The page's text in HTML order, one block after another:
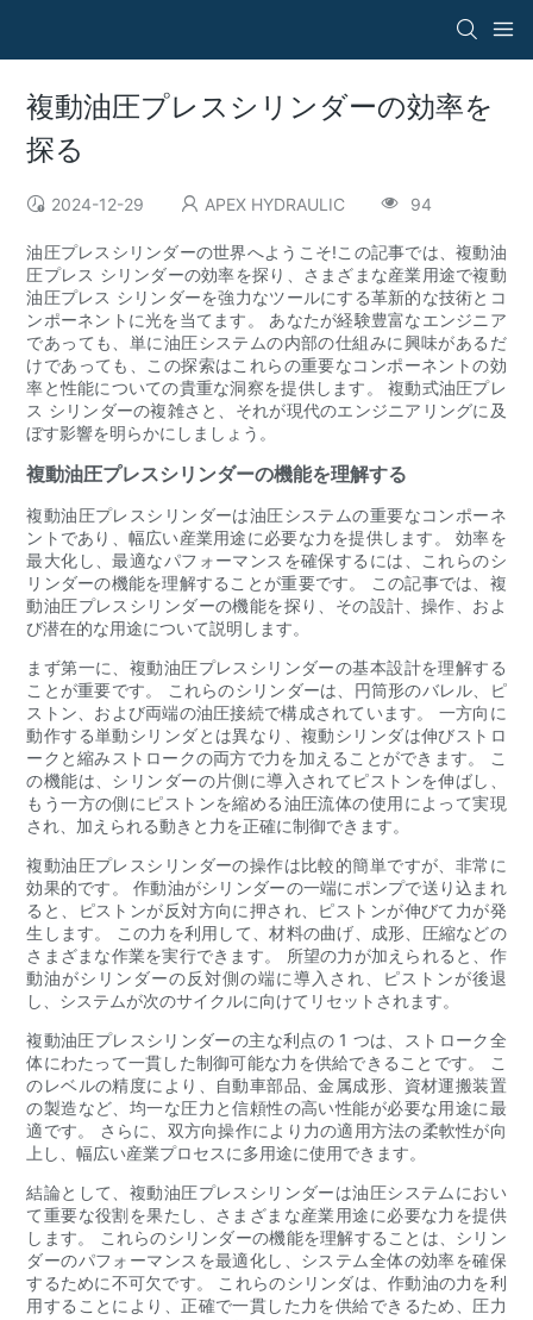
複動油圧プレスシリンダーの効率を
探る
2024-12-29 APEX HYDRAULIC 94
油圧プレスシリンダーの世界へようこそ!この記事では、複動油
圧プレス シリンダーの効率を探り、さまざまな産業用途で複動
油圧プレス シリンダーを強力なツールにする革新的な技術とコ
ンポーネントに光を当てます。 あなたが経験豊富なエンジニア
であっても、単に油圧システムの内部の仕組みに興味があるだ
けであっても、この探索はこれらの重要なコンポーネントの効
率と性能についての貴重な洞察を提供します。 複動式油圧プレ
ス シリンダーの複雑さと、それが現代のエンジニアリングに及
ぼす影響を明らかにしましょう。
複動油圧プレスシリンダーの機能を理解する
複動油圧プレスシリンダーは油圧システムの重要なコンポーネ
ントであり、幅広い産業用途に必要な力を提供します。 効率を
最大化し、最適なパフォーマンスを確保するには、これらのシ
リンダーの機能を理解することが重要です。 この記事では、複
動油圧プレスシリンダーの機能を探り、その設計、操作、およ
び潜在的な用途について説明します。
まず第一に、複動油圧プレスシリンダーの基本設計を理解する
ことが重要です。 これらのシリンダーは、円筒形のバレル、ピ
ストン、および両端の油圧接続で構成されています。 一方向に
動作する単動シリンダとは異なり、複動シリンダは伸びストロ
ークと縮みストロークの両方で力を加えることができます。 こ
の機能は、シリンダーの片側に導入されてピストンを伸ばし、
もう一方の側にピストンを縮める油圧流体の使用によって実現
され、加えられる動きと力を正確に制御できます。
複動油圧プレスシリンダーの操作は比較的簡単ですが、非常に
効果的です。 作動油がシリンダーの一端にポンプで送り込まれ
ると、ピストンが反対方向に押され、ピストンが伸びて力が発
生します。 この力を利用して、材料の曲げ、成形、圧縮などの
さまざまな作業を実行できます。 所望の力が加えられると、作
動油がシリンダーの反対側の端に導入され、ピストンが後退
し、システムが次のサイクルに向けてリセットされます。
複動油圧プレスシリンダーの主な利点の 1 つは、ストローク全
体にわたって一貫した制御可能な力を供給できることです。 こ
のレベルの精度により、自動車部品、金属成形、資材運搬装置
の製造など、均一な圧力と信頼性の高い性能が必要な用途に最
適です。 さらに、双方向操作により力の適用方法の柔軟性が向
上し、幅広い産業プロセスに多用途に使用できます。
結論として、複動油圧プレスシリンダーは油圧システムにおい
て重要な役割を果たし、さまざまな産業用途に必要な力を提供
します。 これらのシリンダーの機能を理解することは、シリン
ダーのパフォーマンスを最適化し、システム全体の効率を確保
するために不可欠です。 これらのシリンダは、作動油の力を利
用することにより、正確で一貫した力を供給できるため、圧力